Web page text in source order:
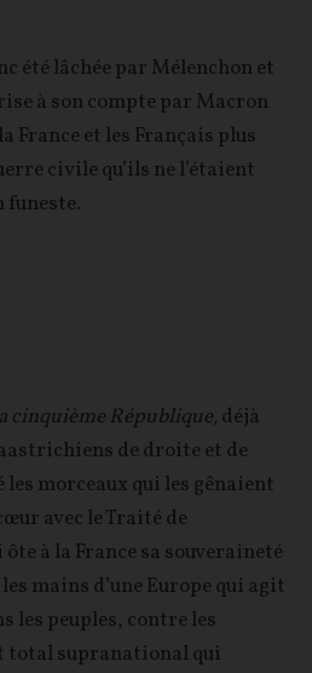
été lâchée par Mélenchon et
à son compte par Macron
France et les Français plus
civile qu’ils ne l’étaient
cinquième République, déjà
de droite et de
les morceaux qui les gênaient
avec le Traité de
à la France sa souveraineté
mains d’une Europe qui agit
les peuples, contre les
total supranational qui